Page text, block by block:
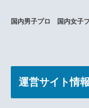
国内男子プロ 国内女子
運営サイト情報